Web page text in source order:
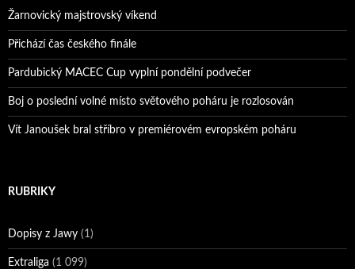
Žarnovický majstrovský víkend
Přichází čas českého finále
Pardubický MACEC Cup vyplní pondělní podvečer
Boj o poslední volné místo světového poháru je rozlosován
Vít Janoušek bral stříbro v premiérovém evropském poháru
RUBRIKY
Dopisy z Jawy (1)
Extraliga (1 099)